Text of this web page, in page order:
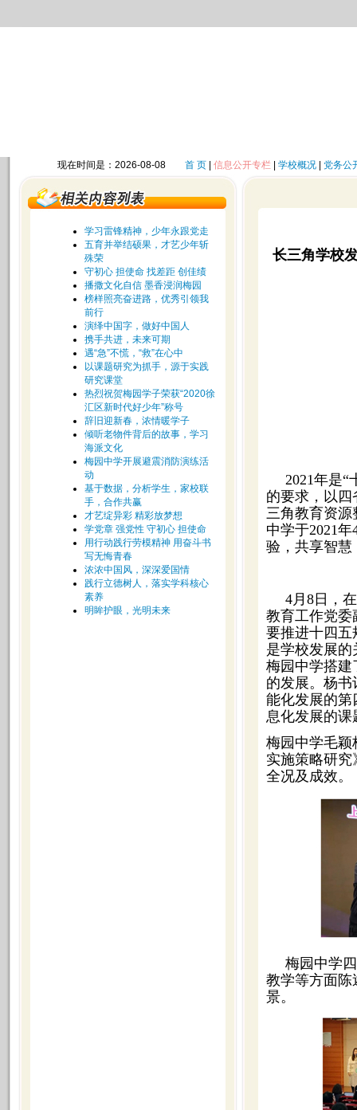
现在时间是：2026-08-08 首 页| 信息公开专栏| 学校概况| 党务公
学习雷锋精神，少年永跟党走
五育并举结硕果，才艺少年斩
殊荣
守初心 担使命 找差距 创佳绩
播撒文化自信 墨香浸润梅园
榜样照亮奋进路，优秀引领我
前行
演绎中国字，做好中国人
携手共进，未来可期
遇“急”不慌，“救”在心中
以课题研究为抓手，源于实践
研究课堂
热烈祝贺梅园学子荣获“2020徐
汇区新时代好少年”称号
辞旧迎新春，浓情暖学子
倾听老物件背后的故事，学习
海派文化
梅园中学开展避震消防演练活
动
基于数据，分析学生，家校联
手，合作共赢
才艺绽异彩 精彩放梦想
学党章 强党性 守初心 担使命
用行动践行劳模精神 用奋斗书
写无悔青春
浓浓中国风，深深爱国情
践行立德树人，落实学科核心
素养
明眸护眼，光明未来
长三角学校
2021年是“
的要求，以
三角教育资源
中学于2021
验，共享智慧
4月8日，
教育工作党委
要推进十四五
是学校发展的
梅园中学搭建
的发展。杨
能化发展的第
息化发展的课
梅园中学毛颖
实施策略研
全况及成效。
梅园中学
教学等方面陈
景。